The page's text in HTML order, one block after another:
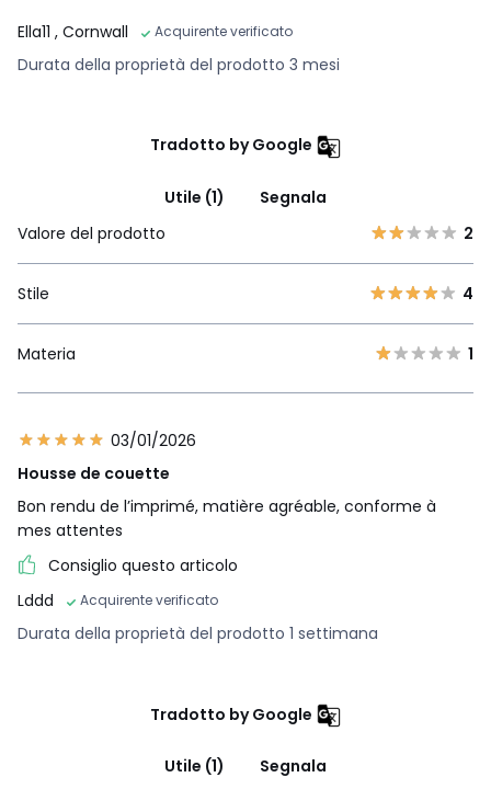
Ella11 , Cornwall Acquirente verificato
Durata della proprietà del prodotto 3 mesi
Tradotto by Google
Utile (1)
Segnala
Valore del prodotto
2
Stile 4
Materia 1
03/01/2026
Housse de couette
Bon rendu de l’imprimé, matière agréable, conforme à
mes attentes
Consiglio questo articolo
Lddd
Acquirente verificato
Durata della proprietà del prodotto 1 settimana
Tradotto by Google
Utile (1)
Segnala